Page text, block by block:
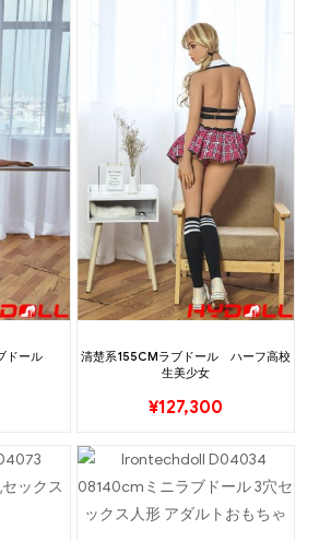
ドール
清楚系155CMラブドール ハーフ高校
生美少女
¥127,300